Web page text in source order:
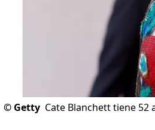
© Getty Cate Blanchett tiene 52